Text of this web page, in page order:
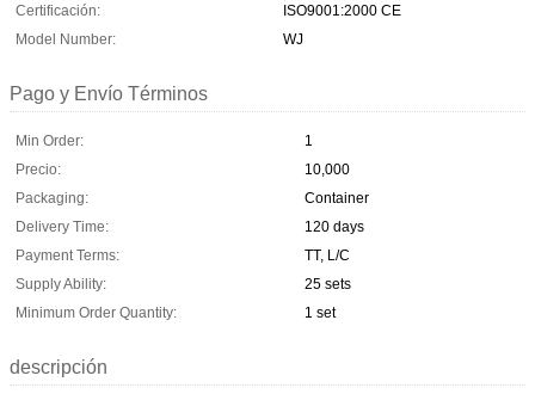
Certificación:
ISO9001:2000 CE
Model Number:
WJ
Pago y Envío Términos
Min Order:
1
Precio:
10,000
Packaging:
Container
Delivery Time:
120 days
Payment Terms:
TT, L/C
Supply Ability:
25 sets
Minimum Order Quantity:
1 set
descripción